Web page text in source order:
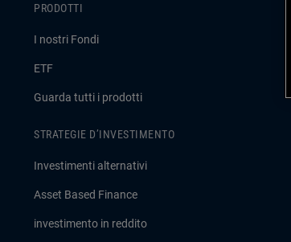
PRODOTTI
I nostri Fondi
ETF
Guarda tutti i prodotti
STRATEGIE D’INVESTIMENTO
Investimenti alternativi
Asset Based Finance
investimento in reddito